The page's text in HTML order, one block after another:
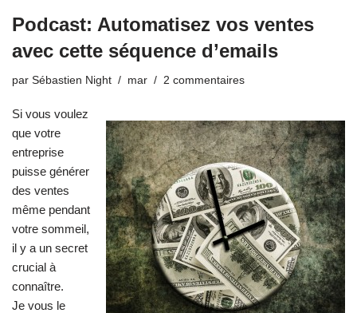
Podcast: Automatisez vos ventes
avec cette séquence d’emails
par Sébastien Night mar 2 commentaires
Si vous voulez
que votre
entreprise
puisse générer
des ventes
même pendant
votre sommeil,
il y a un secret
crucial à
connaître.
Je vous le